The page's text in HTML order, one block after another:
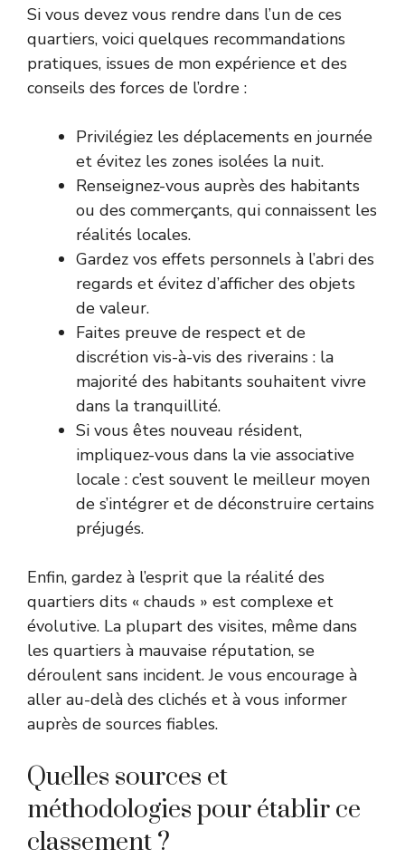
Si vous devez vous rendre dans l’un de ces
quartiers, voici quelques recommandations
pratiques, issues de mon expérience et des
conseils des forces de l’ordre :
Privilégiez les déplacements en journée
et évitez les zones isolées la nuit.
Renseignez-vous auprès des habitants
ou des commerçants, qui connaissent les
réalités locales.
Gardez vos effets personnels à l’abri des
regards et évitez d’afficher des objets
de valeur.
Faites preuve de respect et de
discrétion vis-à-vis des riverains : la
majorité des habitants souhaitent vivre
dans la tranquillité.
Si vous êtes nouveau résident,
impliquez-vous dans la vie associative
locale : c’est souvent le meilleur moyen
de s’intégrer et de déconstruire certains
préjugés.
Enfin, gardez à l’esprit que la réalité des
quartiers dits « chauds » est complexe et
évolutive. La plupart des visites, même dans
les quartiers à mauvaise réputation, se
déroulent sans incident. Je vous encourage à
aller au-delà des clichés et à vous informer
auprès de sources fiables.
Quelles sources et
méthodologies pour établir ce
classement ?